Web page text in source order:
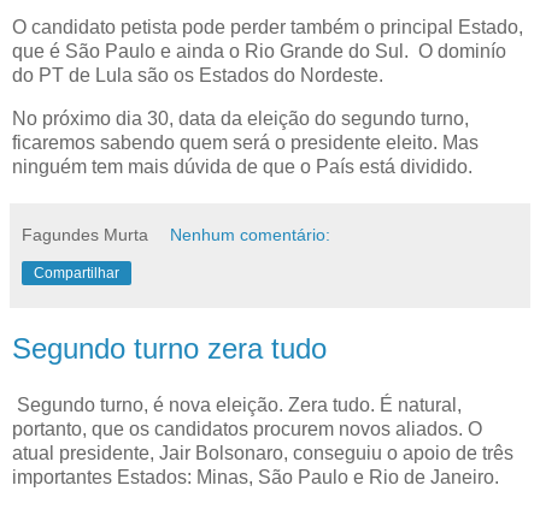
O candidato petista pode perder também o principal Estado,
que é São Paulo e ainda o Rio Grande do Sul. O dominío
do PT de Lula são os Estados do Nordeste.
No próximo dia 30, data da eleição do segundo turno,
ficaremos sabendo quem será o presidente eleito. Mas
ninguém tem mais dúvida de que o País está dividido.
Fagundes Murta Nenhum comentário:
Compartilhar
Segundo turno zera tudo
Segundo turno, é nova eleição. Zera tudo. É natural,
portanto, que os candidatos procurem novos aliados. O
atual presidente, Jair Bolsonaro, conseguiu o apoio de três
importantes Estados: Minas, São Paulo e Rio de Janeiro.